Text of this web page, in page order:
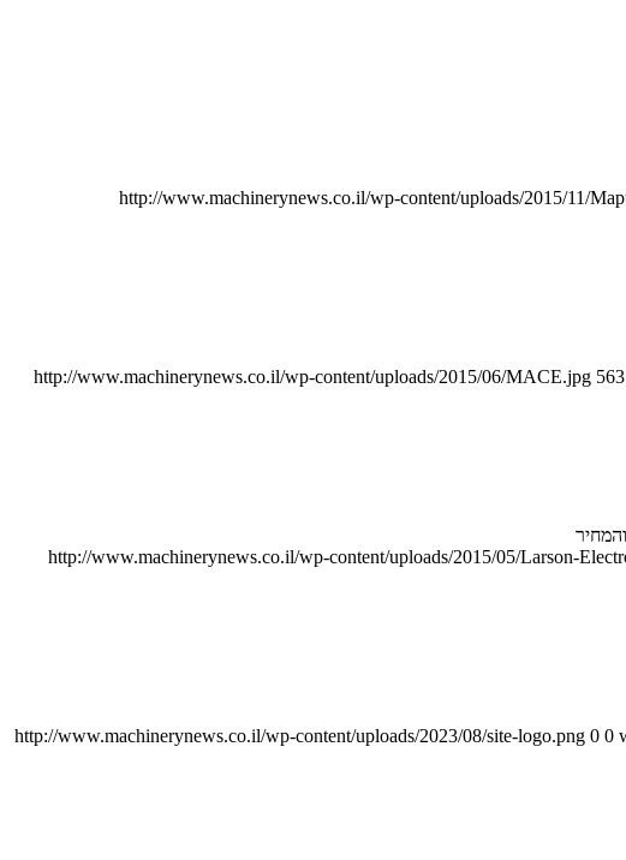
http://www.machinerynews.co.il/wp-content/uploads/2015/11/
http://www.machinerynews.co.il/wp-content/uploads/2015/06/MACE.jpg 563
http://www.machinerynews.co.il/wp-content/uploads/2015/05/Larson-
http://www.machinerynews.co.il/wp-content/uploads/2023/08/site-logo.png 0 0